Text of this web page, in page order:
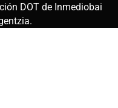
DOT de Inmediobai
.